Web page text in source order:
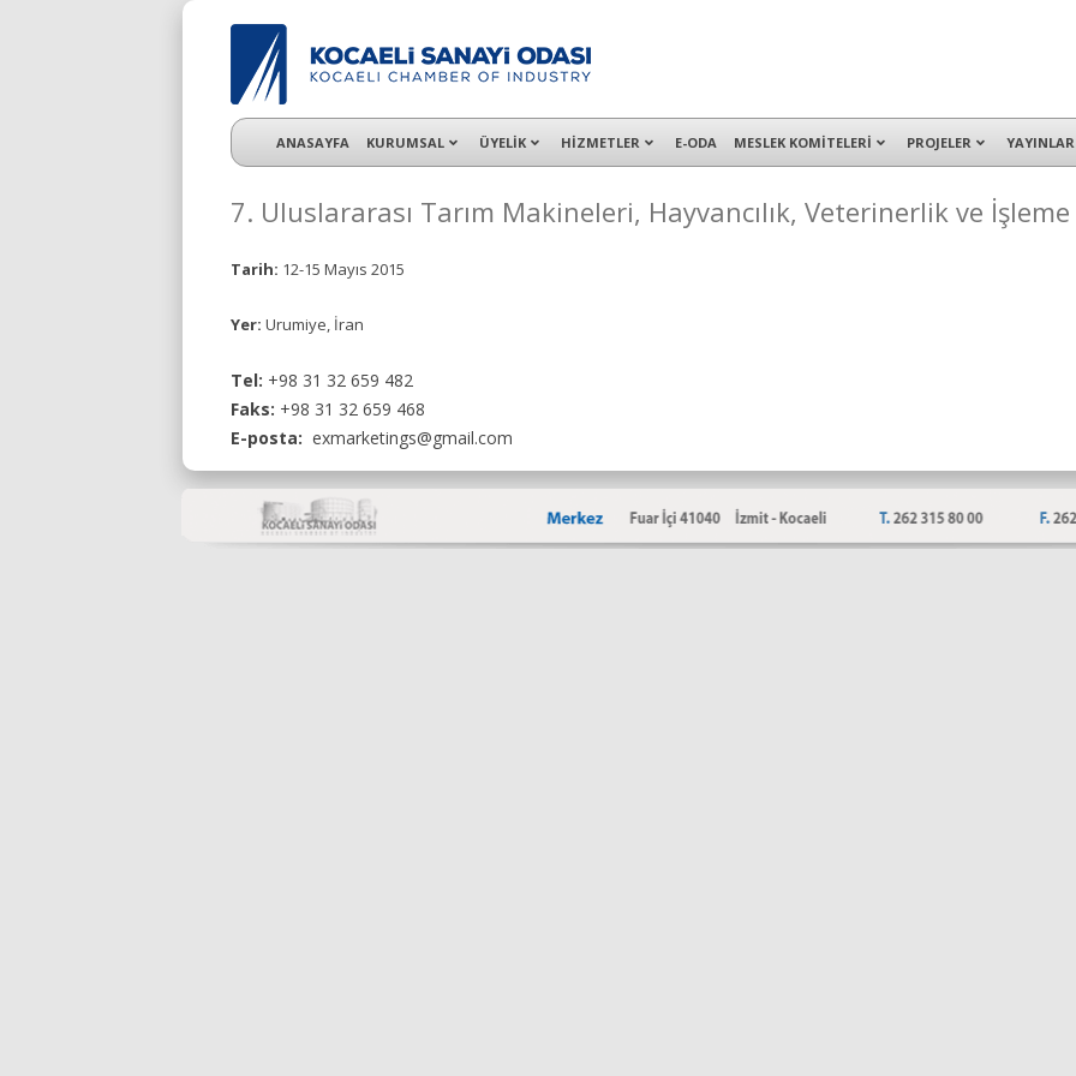
KSO 3500’ü aşkın sanayi kuruluşuna uzman çalışanları ile İzmit Merkez, Çayırova, Dilovası, Gebze ve İMES
ANASAYFA KURUMSAL ÜYELİK HİZMETLER E-ODA MESLEK KOMİTELERİ PROJELER YAYINLAR
7. Uluslararası Tarım Makineleri, Hayvancılık, Veterinerlik ve
Tarih: 12-15 Mayıs 2015
Yer: Urumiye, İran
Tel: +98 31 32 659 482
Faks: +98 31 32 659 468
E-posta: exmarketings@gmail.com ​